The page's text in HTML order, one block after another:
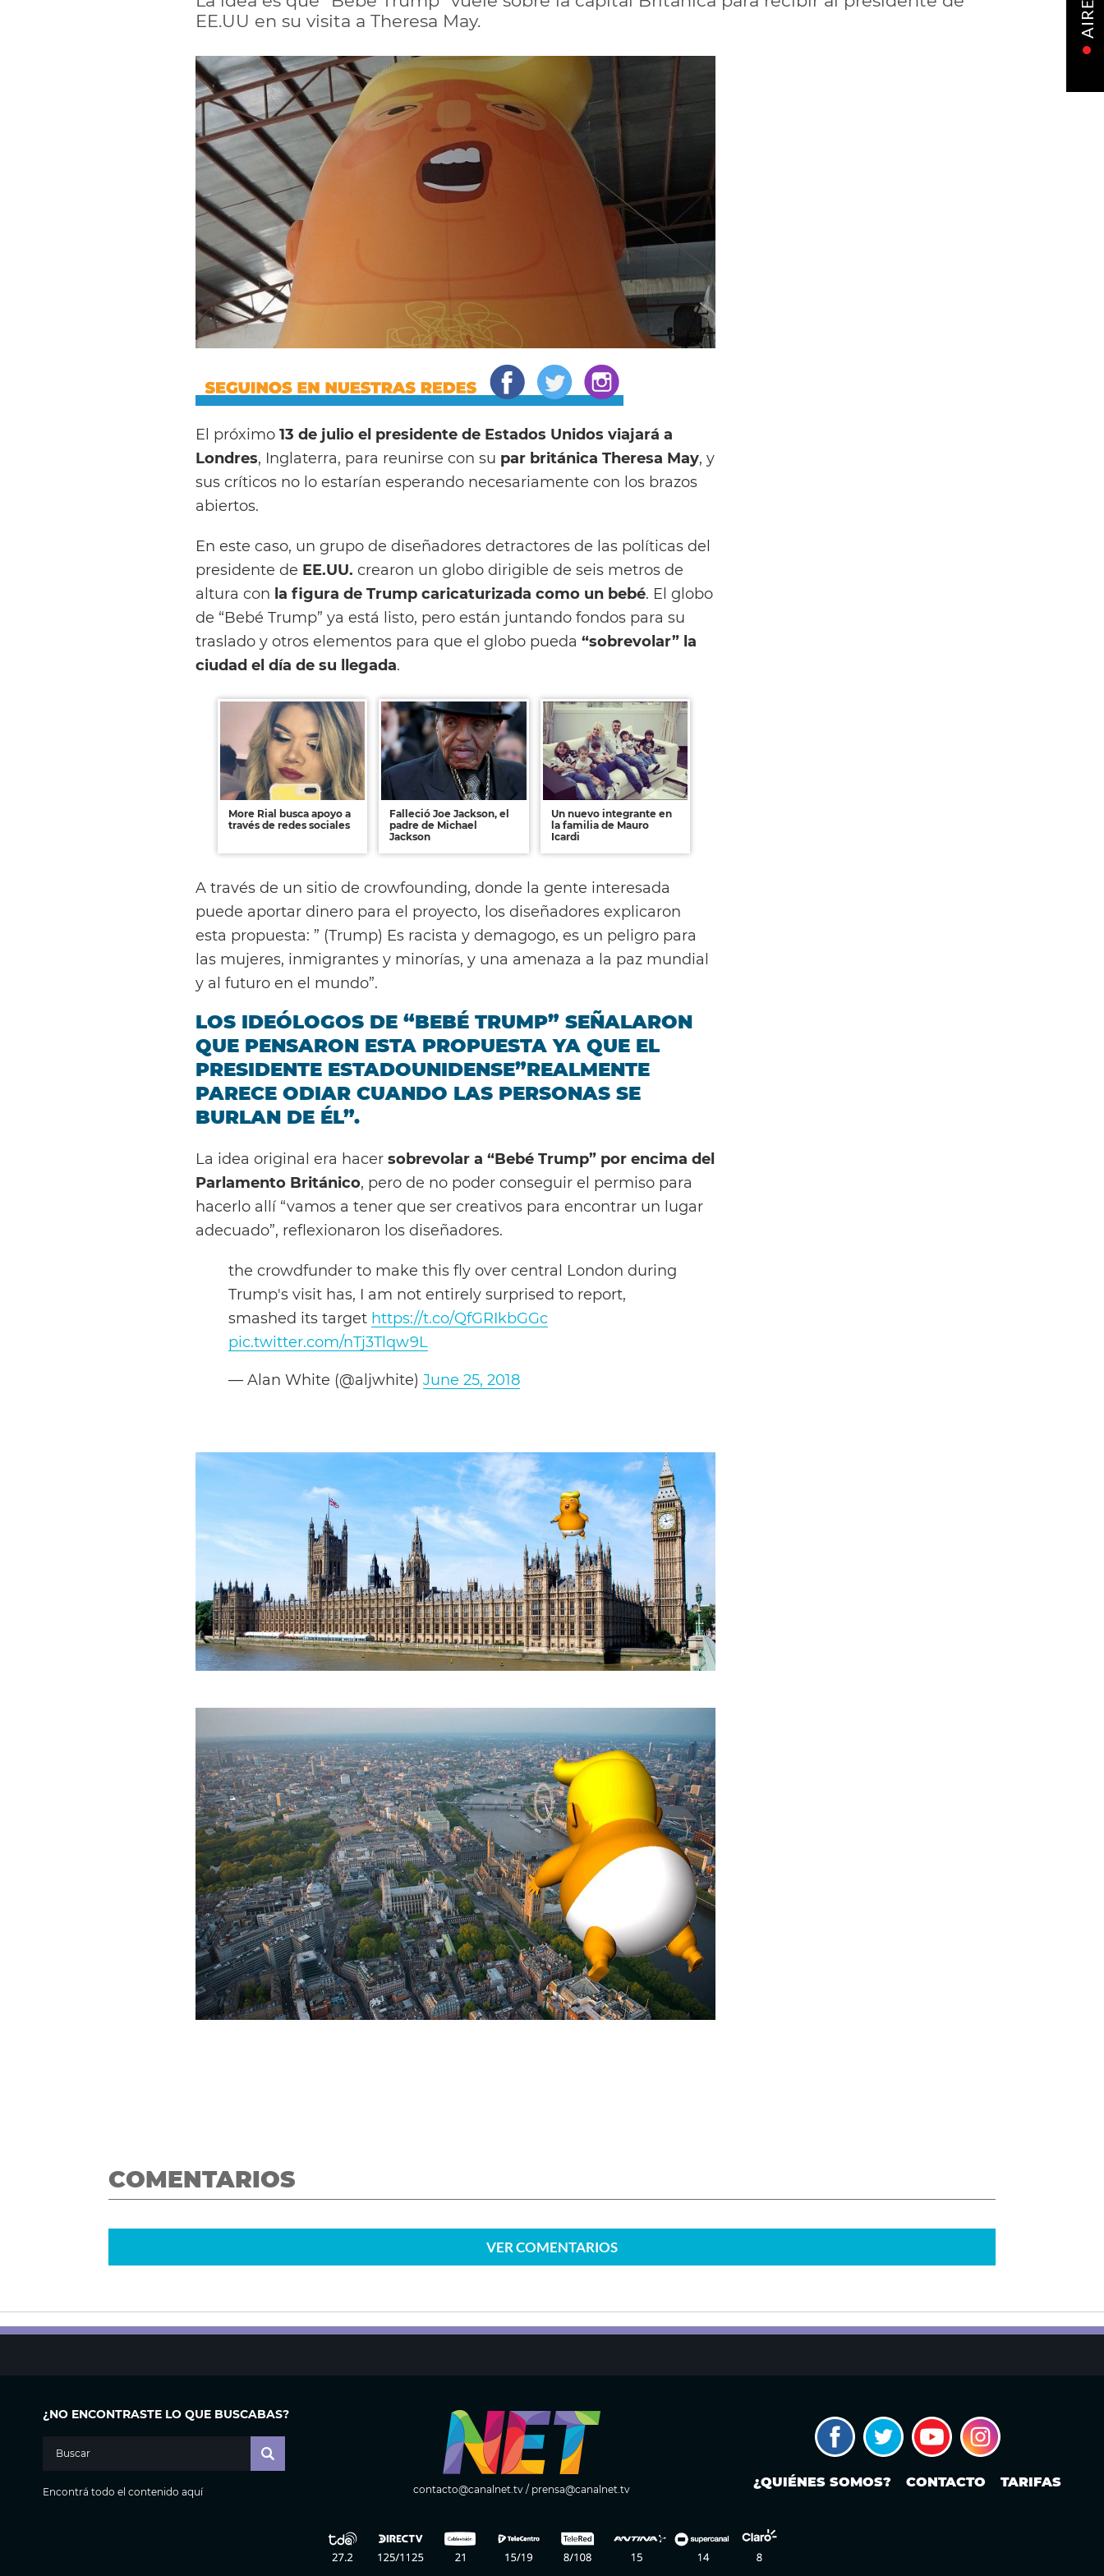
EE.UU en su visita a Theresa May.
El próximo 13 de julio el presidente de Estados Unidos viajará a
Londres, Inglaterra, para reunirse con su par británica Theresa May, y
sus críticos no lo estarían esperando necesariamente con los brazos
abiertos.
En este caso, un grupo de diseñadores detractores de las políticas del
presidente de EE.UU. crearon un globo dirigible de seis metros de
altura con la figura de Trump caricaturizada como un bebé. El globo
de “Bebé Trump” ya está listo, pero están juntando fondos para su
traslado y otros elementos para que el globo pueda “sobrevolar” la
ciudad el día de su llegada.
More Rial busca apoyo a
través de redes sociales
Falleció Joe Jackson, el
padre de Michael
Jackson
Un nuevo integrante en
la familia de Mauro
Icardi
A través de un sitio de crowfounding, donde la gente interesada
puede aportar dinero para el proyecto, los diseñadores explicaron
esta propuesta: ” (Trump) Es racista y demagogo, es un peligro para
las mujeres, inmigrantes y minorías, y una amenaza a la paz mundial
y al futuro en el mundo”.
LOS IDEÓLOGOS DE “BEBÉ TRUMP” SEÑALARON
QUE PENSARON ESTA PROPUESTA YA QUE EL
PRESIDENTE ESTADOUNIDENSE”REALMENTE
PARECE ODIAR CUANDO LAS PERSONAS SE
BURLAN DE ÉL”.
La idea original era hacer sobrevolar a “Bebé Trump” por encima del
Parlamento Británico, pero de no poder conseguir el permiso para
hacerlo allí “vamos a tener que ser creativos para encontrar un lugar
adecuado”, reflexionaron los diseñadores.
the crowdfunder to make this fly over central London during
Trump's visit has, I am not entirely surprised to report,
smashed its target https://t.co/QfGRIkbGGc
pic.twitter.com/nTj3Tlqw9L
— Alan White (@aljwhite) June 25, 2018
COMENTARIOS
VERCOMENTARIOS
¿NO ENCONTRASTE LO QUE BUSCABAS?
Encontrá todo el contenido aquí contacto@canalnet.tv/ prensa@canalnet.tv ¿QUIÉNES SOMOS? CONTACTO TARIFAS
AIRE